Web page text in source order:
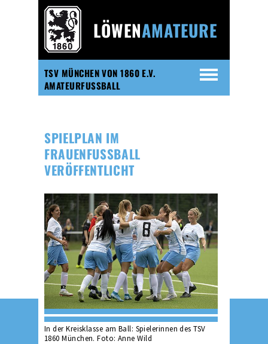
TSV MÜNCHEN VON 1860 E.V.
AMATEURFUSSBALL
LÖWENAMATEURE
SPIELPLAN IM
FRAUENFUSSBALL V
ERÖFFENTLICHT
In der Kreisklasse am Ball: Spielerinnen des TSV
1860 München. Foto: Anne Wild